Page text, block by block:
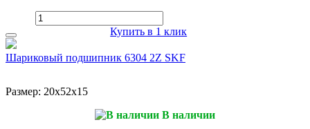
Купить в 1 клик
Шариковый подшипник 6304 2Z SKF
Размер: 20x52x15
В наличии